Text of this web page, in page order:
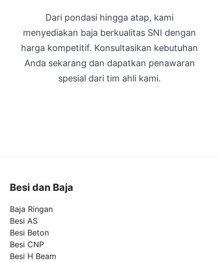
Dari pondasi hingga atap, kami
menyediakan baja berkualitas SNI dengan
harga kompetitif. Konsultasikan kebutuhan
Anda sekarang dan dapatkan penawaran
spesial dari tim ahli kami.
Besi dan Baja
Baja Ringan
Besi AS
Besi Beton
Besi CNP
Besi H Beam